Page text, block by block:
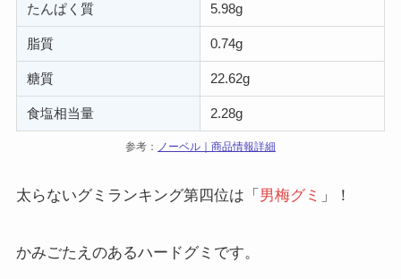
たんぱく質 5.98g
脂質 0.74g
糖質 22.62g
食塩相当量 2.28g
参考： ノーベル｜商品情報詳細
太らないグミランキング第四位は「 男梅グミ 」！
かみごたえのあるハードグミです。